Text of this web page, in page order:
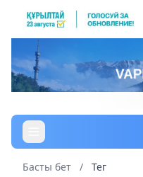
Басты бет / Тег